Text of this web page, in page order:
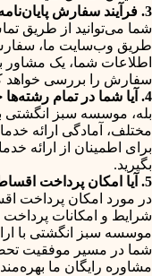
3. فرآیند سفارش پایان‌نامه چگونه است؟
شما می‌توانید از طریق
طریق وب‌سایت ما،
اطلاعات شما، یک
سفارش را بررسی خواهد
4. آیا شما در تمام رشته‌ها خدمات ارائه می‌دهید؟
بله، موسسه سبز انگشتی
مختلف، آمادگی ارائه
برای اطمینان از ارائه
بگیرید.
5. آیا امکان پرداخت اقساطی وجود دارد؟
در مورد امکان پرداخت
شرایط و امکانات
موسسه سبز انگشتی با
شما در مسیر موفقیت
مشاوره رایگان ما